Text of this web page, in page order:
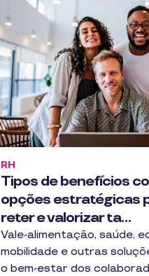
Tipos de benefícios
opções estratégicas
reter e valorizar ta…
RH
Vale-alimentação, saúde,
mobilidade e outras
o bem-estar dos